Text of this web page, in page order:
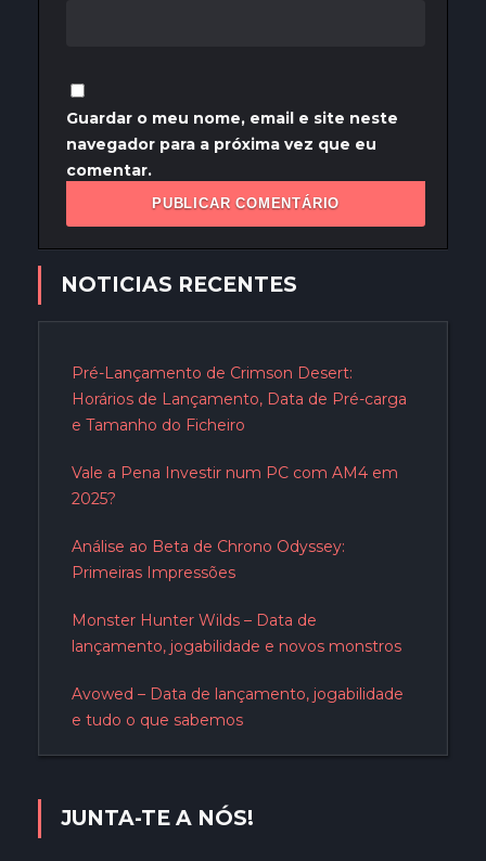
Guardar o meu nome, email e site neste
navegador para a próxima vez que eu
comentar.
NOTICIAS RECENTES
Pré-Lançamento de Crimson Desert:
Horários de Lançamento, Data de Pré-carga
e Tamanho do Ficheiro
Vale a Pena Investir num PC com AM4 em
2025?
Análise ao Beta de Chrono Odyssey:
Primeiras Impressões
Monster Hunter Wilds – Data de
lançamento, jogabilidade e novos monstros
Avowed – Data de lançamento, jogabilidade
e tudo o que sabemos
JUNTA-TE A NÓS!